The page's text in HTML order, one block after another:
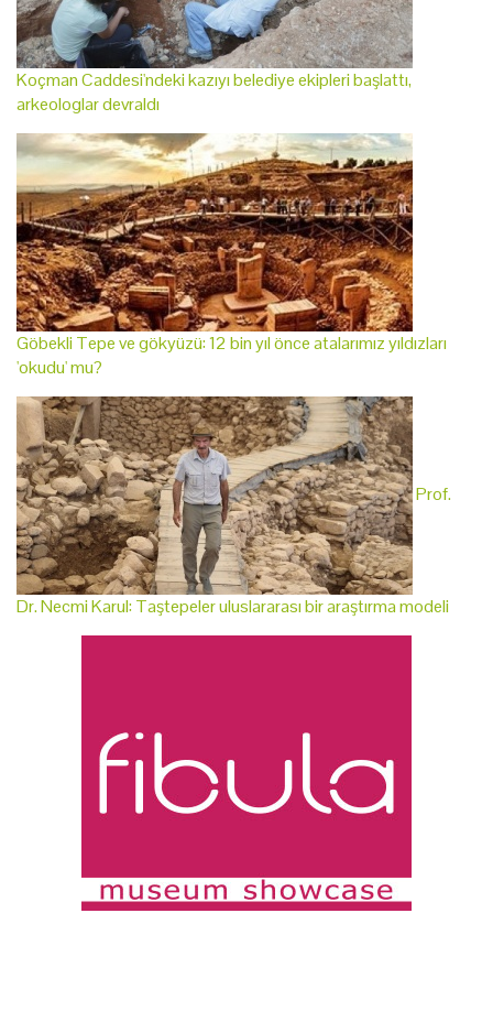
Koçman Caddesi'ndeki kazıyı belediye ekipleri başlattı,
arkeologlar devraldı
Göbekli Tepe ve gökyüzü: 12 bin yıl önce atalarımız yıldızları
'okudu' mu?
Prof.
Dr. Necmi Karul: Taştepeler uluslararası bir araştırma modeli